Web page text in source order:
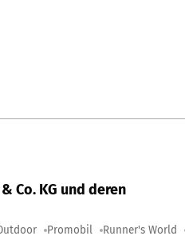
Co. KG und deren
Promobil Runner's World